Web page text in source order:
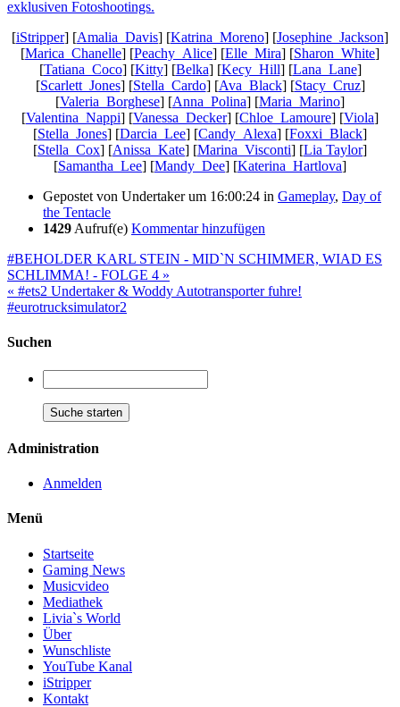
[iStripper] [Amalia_Davis] [Katrina_Moreno] [Josephine_Jackson]
[Marica_Chanelle] [Peachy_Alice] [Elle_Mira] [Sharon_White]
[Tatiana_Coco] [Kitty] [Belka] [Kecy_Hill] [Lana_Lane]
[Scarlett_Jones] [Stella_Cardo] [Ava_Black] [Stacy_Cruz]
[Valeria_Borghese] [Anna_Polina] [Maria_Marino]
[Valentina_Nappi] [Vanessa_Decker] [Chloe_Lamoure] [Viola]
[Stella_Jones] [Darcia_Lee] [Candy_Alexa] [Foxxi_Black]
[Stella_Cox] [Anissa_Kate] [Marina_Visconti] [Lia Taylor]
[Samantha_Lee] [Mandy_Dee] [Katerina_Hartlova]
Gepostet von Undertakerum 16:00:24 in Gameplay, Day of
the Tentacle
1429 Aufruf(e) Kommentar hinzufügen
#BEHOLDER KARL STEIN - MID`N SCHIMMER, WIAD ES
SCHLIMMA! - FOLGE 4 »
« #ets2 Undertaker & Woddy Autotransporter fuhre!
#eurotrucksimulator2
Suchen
Administration
Anmelden
Menü
Startseite
Gaming News
Musicvideo
Mediathek
Livia`s World
Über
Wunschliste
YouTube Kanal
iStripper
Kontakt